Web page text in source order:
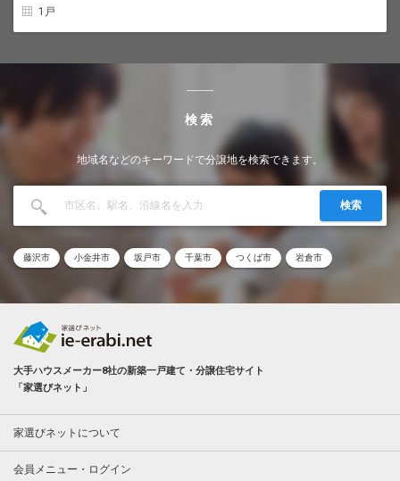
1戸
検索
地域名などのキーワードで分譲地を検索できます。
検索
藤沢市 小金井市 坂戸市 千葉市 つくば市 岩倉市
大手ハウスメーカー8社の新築一戸建て・分譲住宅サイト
「家選びネット」
家選びネットについて
会員メニュー・ログイン